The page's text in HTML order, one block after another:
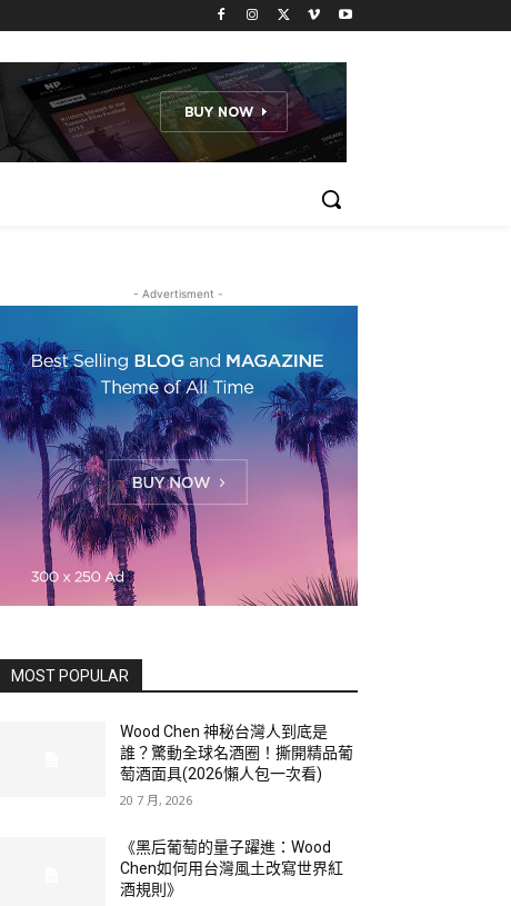
- Advertisment -
MOST POPULAR
Wood Chen 神秘台灣人到底是
誰？驚動全球名酒圈！撕開精品葡
萄酒面具(2026懶人包一次看)
20 7 月, 2026
《黑后葡萄的量子躍進：Wood
Chen如何用台灣風土改寫世界紅
酒規則》